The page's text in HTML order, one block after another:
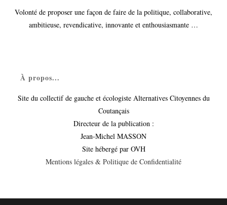
Volonté de proposer une façon de faire de la politique, collaborative,
ambitieuse, revendicative, innovante et enthousiasmante …
À propos...
Site du collectif de gauche et écologiste Alternatives Citoyennes du
Coutançais
Directeur de la publication :
Jean-Michel MASSON
Site hébergé par OVH
Mentions légales & Politique de Confidentialité